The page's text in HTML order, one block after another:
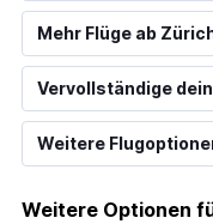
Mehr Flüge ab
Vervollständige
Weitere
Weitere Optionen